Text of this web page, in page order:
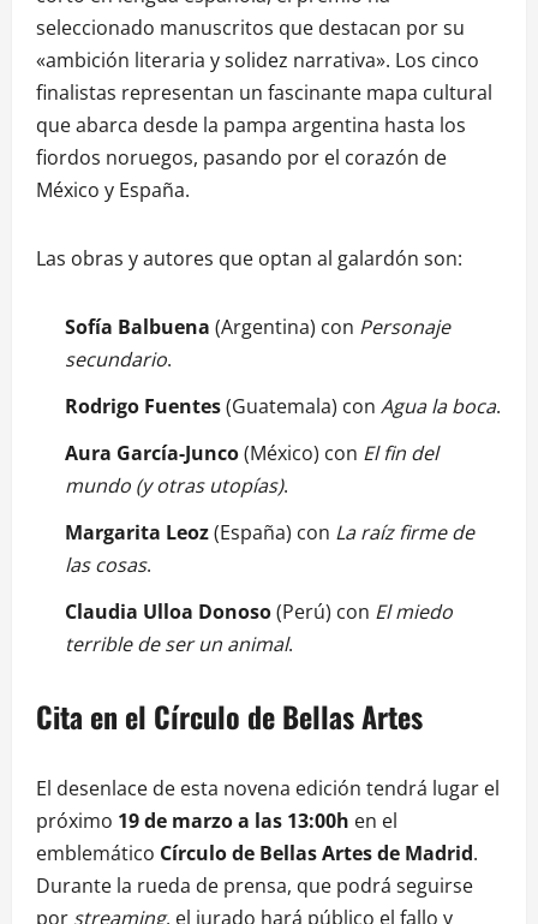
seleccionado manuscritos que destacan por su
«ambición literaria y solidez narrativa». Los cinco
finalistas representan un fascinante mapa cultural
que abarca desde la pampa argentina hasta los
fiordos noruegos, pasando por el corazón de
México y España.
Las obras y autores que optan al galardón son:
Sofía Balbuena (Argentina) con Personaje
secundario.
Rodrigo Fuentes(Guatemala) con Agua la boca.
Aura García-Junco(México) con El fin del
mundo (y otras utopías).
Margarita Leoz(España) con La raíz firme de
las cosas.
Claudia Ulloa Donoso(Perú) con El miedo
terrible de ser un animal.
Cita en el Círculo de Bellas Artes
El desenlace de esta novena edición tendrá lugar el
próximo 19 de marzo a las 13:00h en el
emblemático Círculo de Bellas Artes de Madrid.
Durante la rueda de prensa, que podrá seguirse
por streaming, el jurado hará público el fallo y